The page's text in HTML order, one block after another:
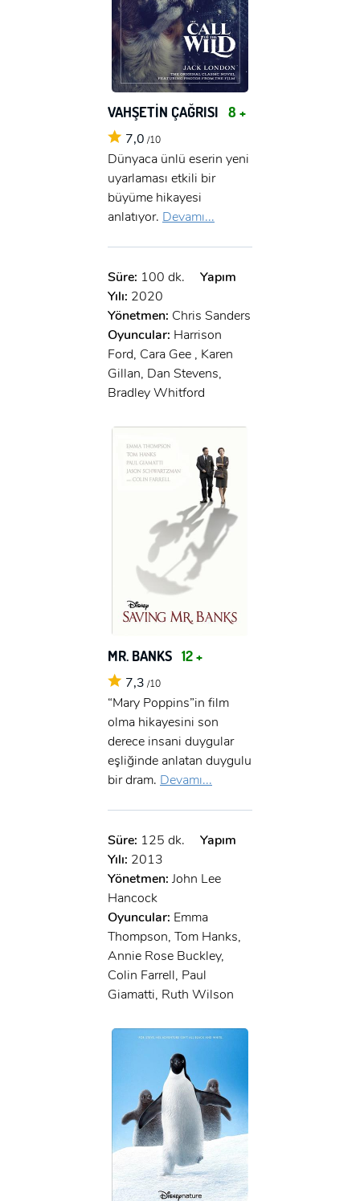
VAHŞETİN ÇAĞRISI 8 +
7,0 /10
Dünyaca ünlü eserin yeni
uyarlaması etkili bir
büyüme hikayesi
anlatıyor. Devamı...
Süre: 100 dk.
Yapım
Yılı: 2020
Yönetmen: Chris Sanders
Oyuncular: Harrison
Ford, Cara Gee , Karen
Gillan, Dan Stevens,
Bradley Whitford
MR. BANKS 12 +
7,3 /10
“Mary Poppins”in film
olma hikayesini son
derece insani duygular
eşliğinde anlatan duygulu
bir dram. Devamı...
Süre: 125 dk.
Yapım
Yılı: 2013
Yönetmen: John Lee
Hancock
Oyuncular: Emma
Thompson, Tom Hanks,
Annie Rose Buckley,
Colin Farrell, Paul
Giamatti, Ruth Wilson